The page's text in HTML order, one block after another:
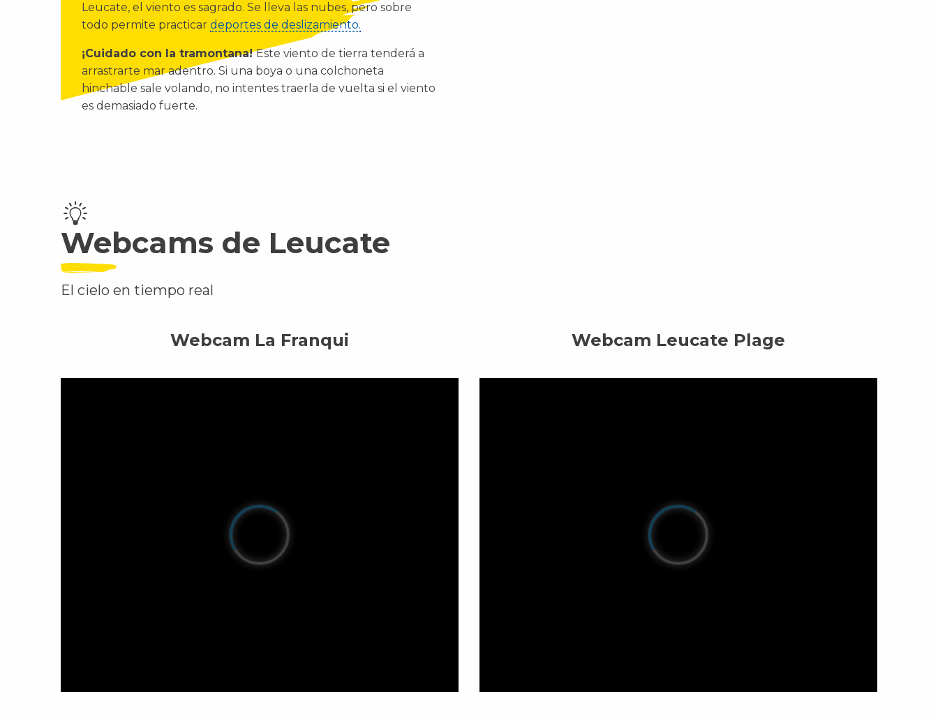
Leucate, el viento es sagrado. Se lleva las nubes, pero sobre
todo permite practicar deportes de deslizamiento.
¡Cuidado con la tramontana!Este viento de tierra tenderá a
arrastrarte mar adentro. Si una boya o una colchoneta
hinchable sale volando, no intentes traerla de vuelta si el viento
es demasiado fuerte.
Webcams de Leucate
El cielo en tiempo real
Webcam La Franqui Webcam Leucate Plage